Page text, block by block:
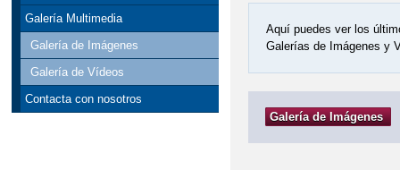
Galería Multimedia
Galería de Imágenes
Galería de Vídeos
Contacta con nosotros
Aquí puedes ver los
Galerías de Imágenes y
Galería de Imágenes